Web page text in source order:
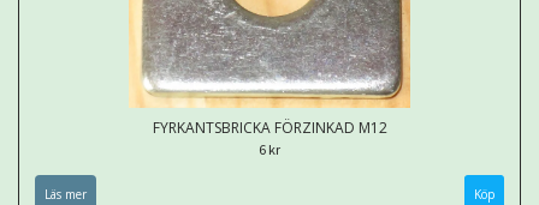
FYRKANTSBRICKA FÖRZINKAD M12
6 kr
Läs mer